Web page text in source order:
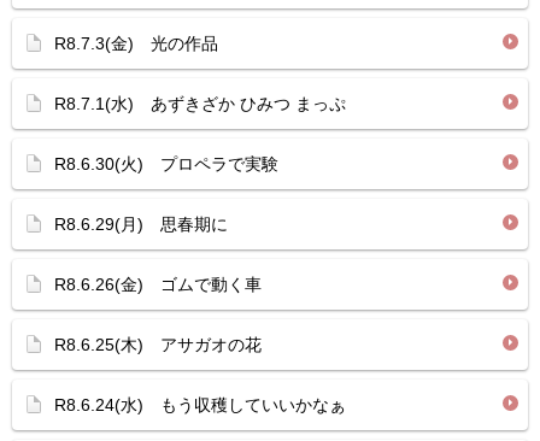
R8.7.3(金) 光の作品
R8.7.1(水) あずきざか ひみつ まっぷ
R8.6.30(火) プロペラで実験
R8.6.29(月) 思春期に
R8.6.26(金) ゴムで動く車
R8.6.25(木) アサガオの花
R8.6.24(水) もう収穫していいかなぁ